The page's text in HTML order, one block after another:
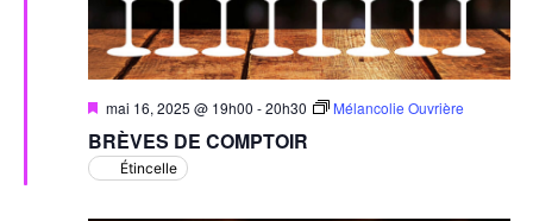
BRÈVES DE COMPTOIR
Mis
avant
mai 16, 2025 @ 19h00 -20h30 Mélancolie Ouvrière
Étincelle